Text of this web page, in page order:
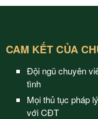
CAM KẾT CỦA
Đội ngũ chuyên
tình
Mọi thủ tục pháp
với CĐT